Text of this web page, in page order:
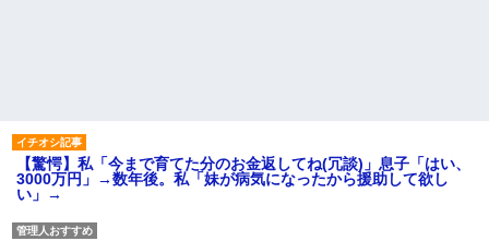
【驚愕】私「今まで育てた分のお金返してね(冗談)」息子「はい、
3000万円」→数年後。私「妹が病気になったから援助して欲し
い」→